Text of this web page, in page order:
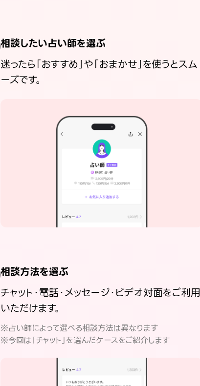
相談したい占い師を選ぶ
迷ったら「おすすめ」や「おまかせ」を使うとスム
ーズです。
相談方法を選ぶ
チャット・電話・メッセージ・ビデオ対面をご利用
いただけます。
※占い師によって選べる相談方法は異なります
※今回は「チャット」を選んだケースをご紹介します